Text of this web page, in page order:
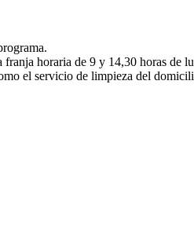
horaria de 9 y 14,30 horas de
el servicio de limpieza del